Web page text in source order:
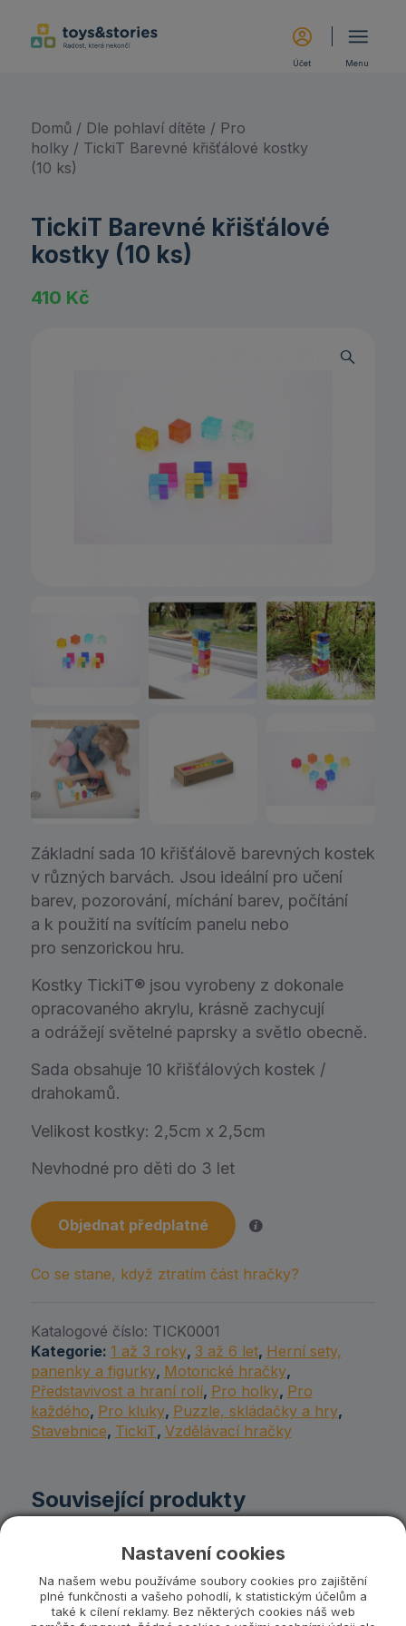
Menu
Účet
Domů / Dle pohlaví dítěte / Pro
holky/ TickiT Barevné křišťálové kostky
(10 ks)
TickiT Barevné křišťálové
kostky (10 ks)
410 Kč
Základní sada 10 křišťálově barevných kostek
v různých barvách. Jsou ideální pro učení
barev, pozorování, míchání barev, počítání
a k použití na svítícím panelu nebo
pro senzorickou hru.
Kostky TickiT® jsou vyrobeny z dokonale
opracovaného akrylu, krásně zachycují
a odrážejí světelné paprsky a světlo obecně.
Sada obsahuje 10 křišťálových kostek /
drahokamů.
Velikost kostky: 2,5cm x 2,5cm
Nevhodné pro děti do 3 let
Objednat předplatné
Co se stane, když ztratím část hračky?
Katalogové číslo: TICK0001
Kategorie: 1 až 3 roky, 3 až 6 let, Herní sety,
panenky a figurky, Motorické hračky,
Představivost a hraní rolí, Pro holky, Pro
každého, Pro kluky, Puzzle, skládačky a hry,
Stavebnice, TickiT, Vzdělávací hračky
Související produkty
Nastavení cookies
Na našem webu používáme soubory cookies pro zajištění
plné funkčnosti a vašeho pohodlí, k statistickým účelům a
také k cílení reklamy. Bez některých cookies náš web